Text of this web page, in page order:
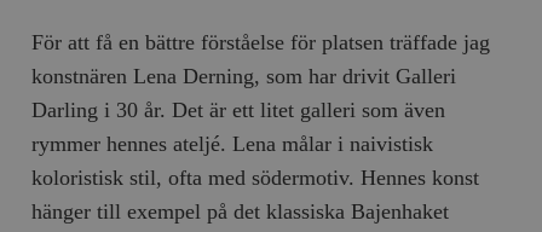
För att få en bättre förståelse för platsen träffade jag
konstnären Lena Derning, som har drivit Galleri
Darling i 30 år. Det är ett litet galleri som även
rymmer hennes ateljé. Lena målar i naivistisk
koloristisk stil, ofta med södermotiv. Hennes konst
hänger till exempel på det klassiska Bajenhaket